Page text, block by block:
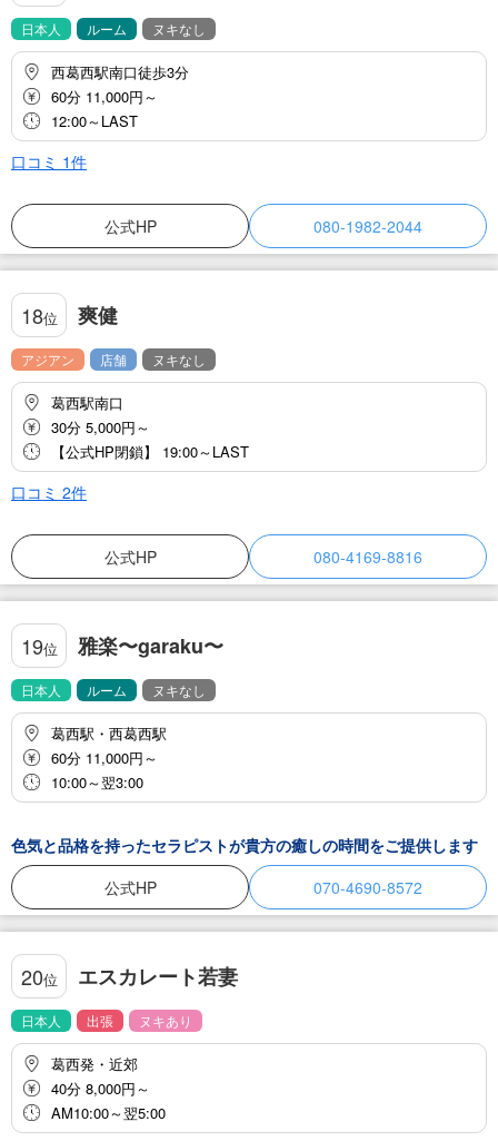
日本人 ルーム ヌキなし
西葛西駅南口徒歩3分
60分 11,000円～
12:00～LAST
口コミ 1件
公式HP 080-1982-2044
18位 爽健
アジアン 店舗 ヌキなし
葛西駅南口
30分 5,000円～
【公式HP閉鎖】 19:00～LAST
口コミ 2件
公式HP 080-4169-8816
19位 雅楽〜garaku〜
日本人 ルーム ヌキなし
葛西駅・西葛西駅
60分 11,000円～
10:00～翌3:00
色気と品格を持ったセラピストが貴方の癒しの時間をご提供します
公式HP
070-4690-8572
20位 エスカレート若妻
日本人 出張 ヌキあり
葛西発・近郊
40分 8,000円～
AM10:00～翌5:00